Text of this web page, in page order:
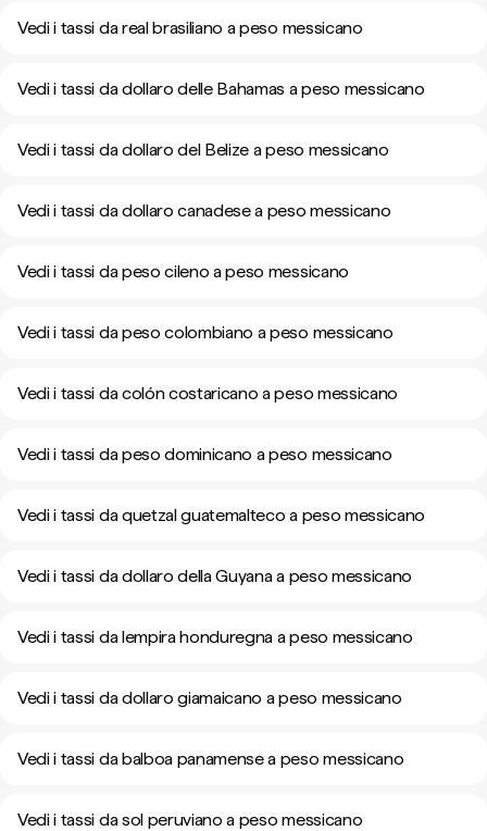
Vedi i tassi da real brasiliano a peso messicano
Vedi i tassi da dollaro delle Bahamas a peso messicano
Vedi i tassi da dollaro del Belize a peso messicano
Vedi i tassi da dollaro canadese a peso messicano
Vedi i tassi da peso cileno a peso messicano
Vedi i tassi da peso colombiano a peso messicano
Vedi i tassi da colón costaricano a peso messicano
Vedi i tassi da peso dominicano a peso messicano
Vedi i tassi da quetzal guatemalteco a peso messicano
Vedi i tassi da dollaro della Guyana a peso messicano
Vedi i tassi da lempira honduregna a peso messicano
Vedi i tassi da dollaro giamaicano a peso messicano
Vedi i tassi da balboa panamense a peso messicano
Vedi i tassi da sol peruviano a peso messicano